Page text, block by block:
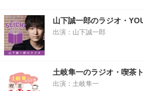
山下誠一郎のラジオ・
出演：山下誠一郎
土岐隼一のラジオ・喫茶
出演：土岐隼一